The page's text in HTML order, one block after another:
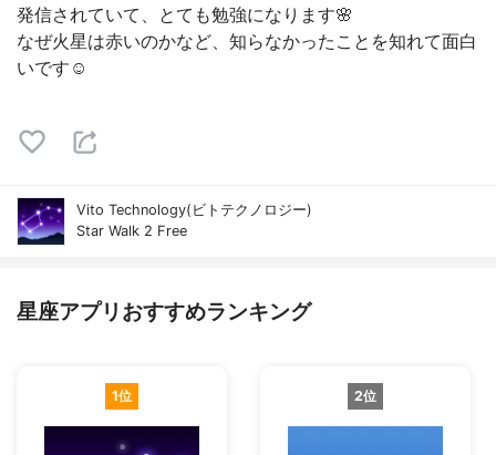
発信されていて、とても勉強になります🌸
なぜ火星は赤いのかなど、知らなかったことを知れて面白
いです☺️
Vito Technology(ビトテクノロジー)
Star Walk 2 Free
星座アプリおすすめランキング
1位 2位